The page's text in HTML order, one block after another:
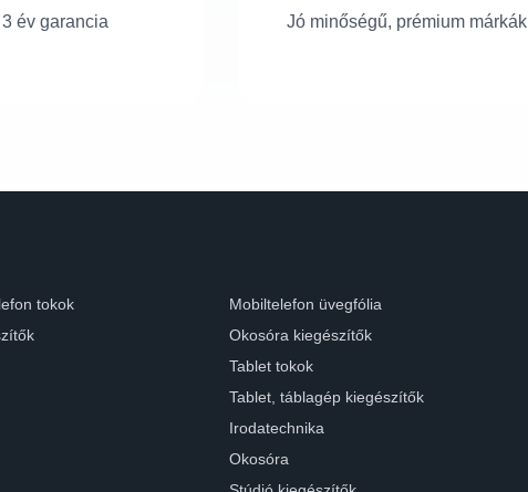
év garancia Jó minőségű, prémium márkák
tokok
Mobiltelefon üvegfólia
Okosóra kiegészítők
Tablet tokok
Tablet, táblagép kiegészítők
Irodatechnika
Okosóra